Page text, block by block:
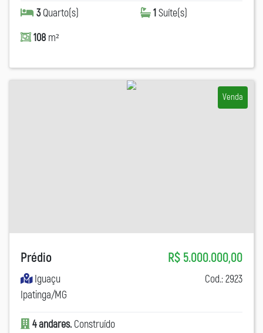
3Quarto(s) 1Suíte(s)
108m²
Venda
Prédio R$ 5.000.000,00
Cod.: 2923
Iguaçu
Ipatinga/MG
4 andares.Construído